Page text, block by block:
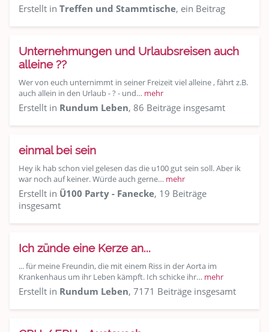
Erstellt in Treffen und Stammtische, ein Beitrag
Unternehmungen und Urlaubsreisen auch
alleine ??
Wer von euch unternimmt in seiner Freizeit viel alleine , fährt z.B.
auch allein in den Urlaub - ? - und… mehr
Erstellt in Rundum Leben, 86 Beiträge insgesamt
einmal bei sein
Hey ik hab schon viel gelesen das die u100 gut sein soll. Aber ik
war noch auf keiner. Würde auch gerne… mehr
Erstellt in Ü100 Party - Fanecke, 19 Beiträge
insgesamt
Ich zünde eine Kerze an...
... für meine Freundin, die mit einem Riss in der Aorta im
Krankenhaus um ihr Leben kämpft. Ich schicke ihr… mehr
Erstellt in Rundum Leben, 7171 Beiträge insgesamt